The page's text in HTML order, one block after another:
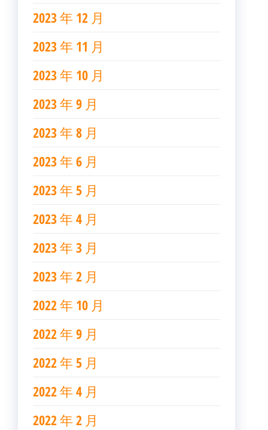
2023 年 12 月
2023 年 11 月
2023 年 10 月
2023 年 9 月
2023 年 8 月
2023 年 6 月
2023 年 5 月
2023 年 4 月
2023 年 3 月
2023 年 2 月
2022 年 10 月
2022 年 9 月
2022 年 5 月
2022 年 4 月
2022 年 2 月